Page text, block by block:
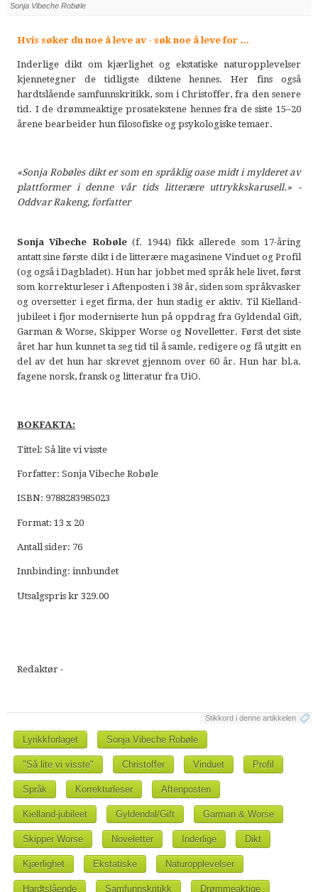
Sonja Vibeche Robøle
Hvis søker du noe å leve av - søk noe å leve for …
Inderlige dikt om kjærlighet og ekstatiske naturopplevelser
kjennetegner de tidligste diktene hennes. Her fins også
hardtslående samfunnskritikk, som i Christoffer, fra den senere
tid. I de drømmeaktige prosatekstene hennes fra de siste 15–20
årene bearbeider hun filosofiske og psykologiske temaer.
«Sonja Robøles dikt er som en språklig oase midt i mylderet av
plattformer i denne vår tids litterære uttrykkskarusell.» -
Oddvar Rakeng, forfatter
Sonja Vibeche Robøle(f. 1944) fikk allerede som 17-åring
antatt sine første dikt i de litterære magasinene Vinduet og Profil
(og også i Dagbladet). Hun har jobbet med språk hele livet, først
som korrekturleser i Aftenposten i 38 år, siden som språkvasker
og oversetter i eget firma, der hun stadig er aktiv. Til Kielland-
jubileet i fjor moderniserte hun på oppdrag fra Gyldendal Gift,
Garman & Worse, Skipper Worse og Novelletter. Først det siste
året har hun kunnet ta seg tid til å samle, redigere og fåutgitt en
del av det hun har skrevet gjennom over 60 år. Hun har bl.a.
fagene norsk, fransk og litteratur fra UiO.
BOKFAKTA:
Tittel: Så lite vi visste
Forfatter: Sonja Vibeche Robøle
ISBN: 9788283985023
Format: 13 x 20
Antall sider: 76
Innbinding: innbundet
Utsalgspris kr 329.00
Redaktør -
Stikkord i denne artikkelen
Lyrikkforlaget Sonja Vibeche Robøle
"Så lite vi visste" Christoffer Vinduet Profil
Språk Korrekturleser Aftenposten
Kielland-jubileet Gyldendal/Gift Garman & Worse
Skipper Worse Noveletter Inderlige Dikt
Kjærlighet Ekstatiske Naturopplevelser
Hardtslående Samfunnskritikk Drømmeaktige